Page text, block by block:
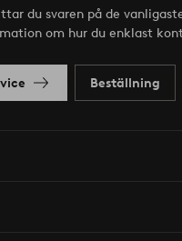
du svaren på de
om hur du enklast
Beställning